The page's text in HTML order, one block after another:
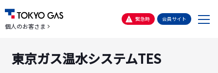
個人のお客さま
緊急時 会員サイト
メ
東京ガス温水システムTES